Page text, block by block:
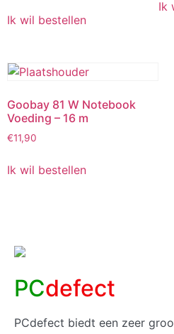
Ik wil bestellen
Ik
Goobay 81 W Notebook
Voeding – 16 m
€11,90
Ik wil bestellen
PCdefect
PCdefect biedt een zeer